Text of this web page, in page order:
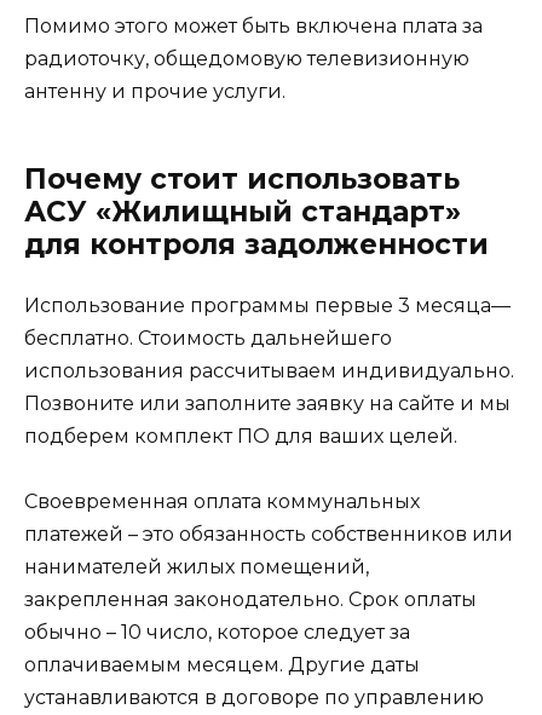
Помимо этого может быть включена плата за
радиоточку, общедомовую телевизионную
антенну и прочие услуги.
Почему стоит использовать
АСУ «Жилищный стандарт»
для контроля задолженности
Использование программы первые 3 месяца—
бесплатно. Стоимость дальнейшего
использования рассчитываем индивидуально.
Позвоните или заполните заявку на сайте и мы
подберем комплект ПО для ваших целей.
Своевременная оплата коммунальных
платежей – это обязанность собственников или
нанимателей жилых помещений,
закрепленная законодательно. Срок оплаты
обычно – 10 число, которое следует за
оплачиваемым месяцем. Другие даты
устанавливаются в договоре по управлению